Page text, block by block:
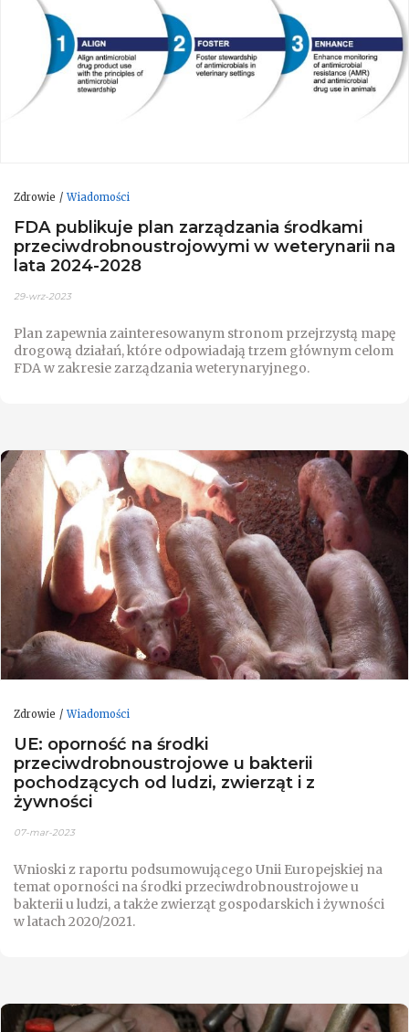
Zdrowie Wiadomości
FDA publikuje plan zarządzania środkami
przeciwdrobnoustrojowymi w weterynarii na
lata 2024-2028
29-wrz-2023
Plan zapewnia zainteresowanym stronom przejrzystą mapę
drogową działań, które odpowiadają trzem głównym celom
FDA w zakresie zarządzania weterynaryjnego.
Zdrowie Wiadomości
UE: oporność na środki
przeciwdrobnoustrojowe u bakterii
pochodzących od ludzi, zwierząt i z
żywności
07-mar-2023
Wnioski z raportu podsumowującego Unii Europejskiej na
temat oporności na środki przeciwdrobnoustrojowe u
bakterii u ludzi, a także zwierząt gospodarskich i żywności
w latach 2020/2021.